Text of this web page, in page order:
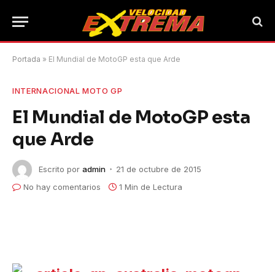
Portada » El Mundial de MotoGP esta que Arde
INTERNACIONAL MOTO GP
El Mundial de MotoGP esta
que Arde
Escrito por admin
21 de octubre de 2015
No hay comentarios
1 Min de Lectura